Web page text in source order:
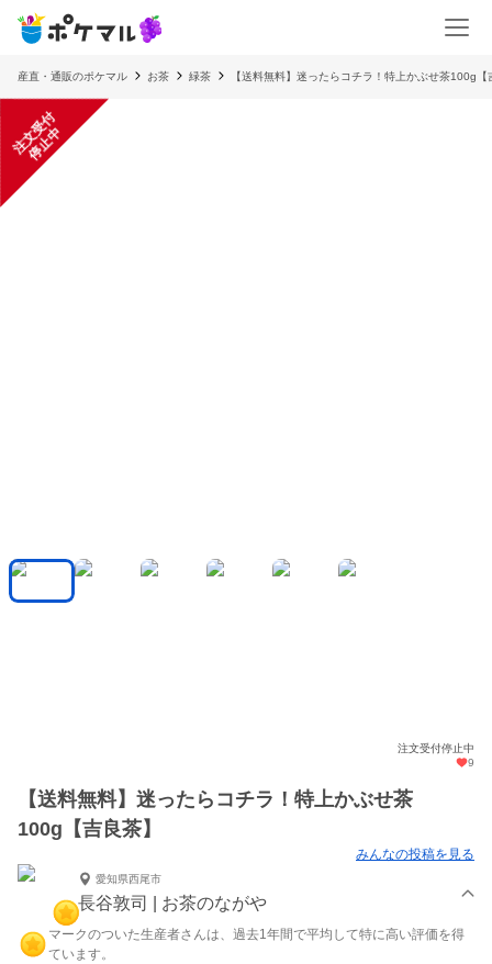
産直・通販のポケマル お茶 緑茶 【送料無料】迷ったらコチラ！特上かぶせ茶100g【
注
文
受
付
停
止
中
注文受付停止中
9
【送料無料】迷ったらコチラ！特上かぶせ茶
100g【吉良茶】
みんなの投稿を見る
愛知県西尾市
長谷敦司 | お茶のながや
マークのついた生産者さんは、過去1年間で平均して特に高い評価を得
ています。